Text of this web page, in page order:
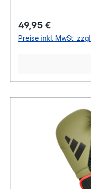
Regulärer Preis:
49,95 €
Preise inkl. MwSt.